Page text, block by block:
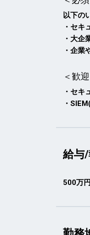
以下の
・セキ
・大企
・企業
＜歓
・セキ
・
給与
500万円